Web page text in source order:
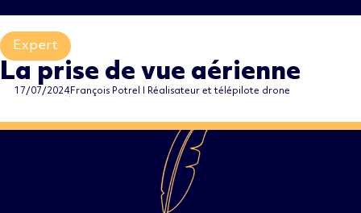
Expert
La prise de vue aérienne
17/07/2024 François Potrel I Réalisateur et télépilote drone